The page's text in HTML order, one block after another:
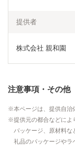
提供者
株式会社 親和園
注意事項・その他
本ページは、提供自治
提供元の都合などによ
パッケージ、原材料な
礼品のパッケージやラ